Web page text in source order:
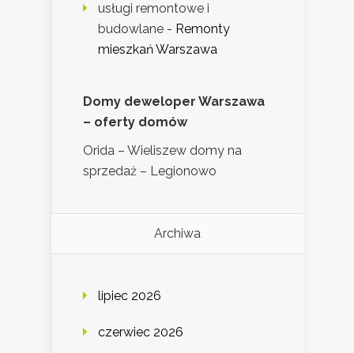
usługi remontowe i
budowlane - Remonty
mieszkań Warszawa
Domy deweloper Warszawa
– oferty domów
Orida – Wieliszew domy na
sprzedaż – Legionowo
Archiwa
lipiec 2026
czerwiec 2026